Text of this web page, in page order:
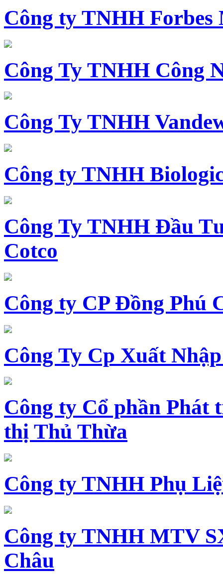
Công ty TNHH
Công Ty TNHH Công
Công Ty TNHH
Công ty TNHH
Công Ty TNHH Đầu
Cotco
Công ty CP Đồng Phú
Công Ty Cp Xuất
Công ty Cổ phần Phát
thị Thủ Thừa
Công ty TNHH Phụ
Công ty TNHH MTV
Châu